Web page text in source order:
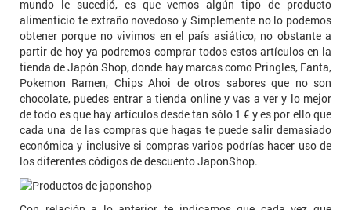
mundo le sucedió, es que vemos algún tipo de producto
alimenticio te extraño novedoso y Simplemente no lo podemos
obtener porque no vivimos en el país asiático, no obstante a
partir de hoy ya podremos comprar todos estos artículos en la
tienda de Japón Shop, donde hay marcas como Pringles, Fanta,
Pokemon Ramen, Chips Ahoi de otros sabores que no son
chocolate, puedes entrar a tienda online y vas a ver y lo mejor
de todo es que hay artículos desde tan sólo 1 € y es por ello que
cada una de las compras que hagas te puede salir demasiado
económica y inclusive si compras varios podrías hacer uso de
los diferentes códigos de descuento JaponShop.